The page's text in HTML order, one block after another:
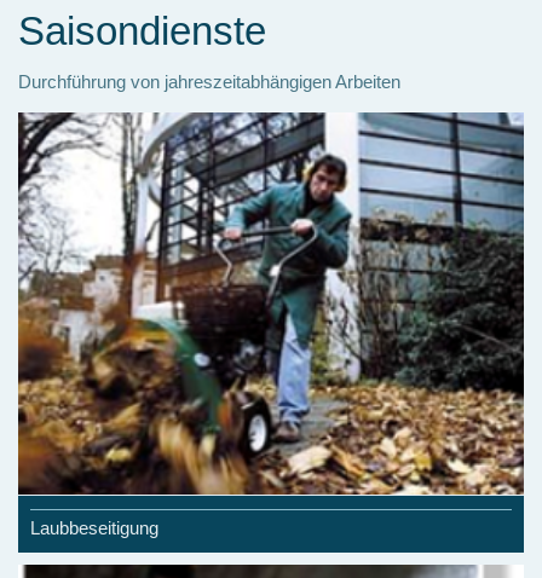
Saisondienste
Durchführung von jahreszeitabhängigen Arbeiten
Laubbeseitigung